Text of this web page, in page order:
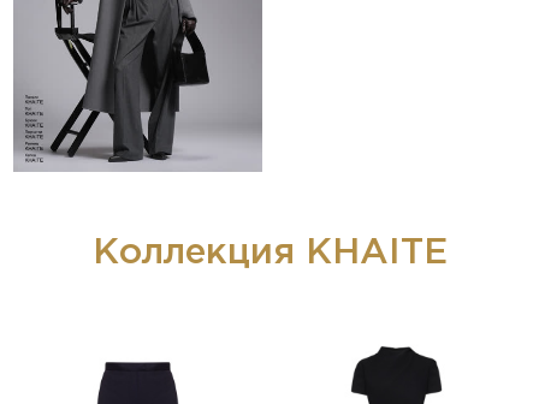
Коллекция KHAITE